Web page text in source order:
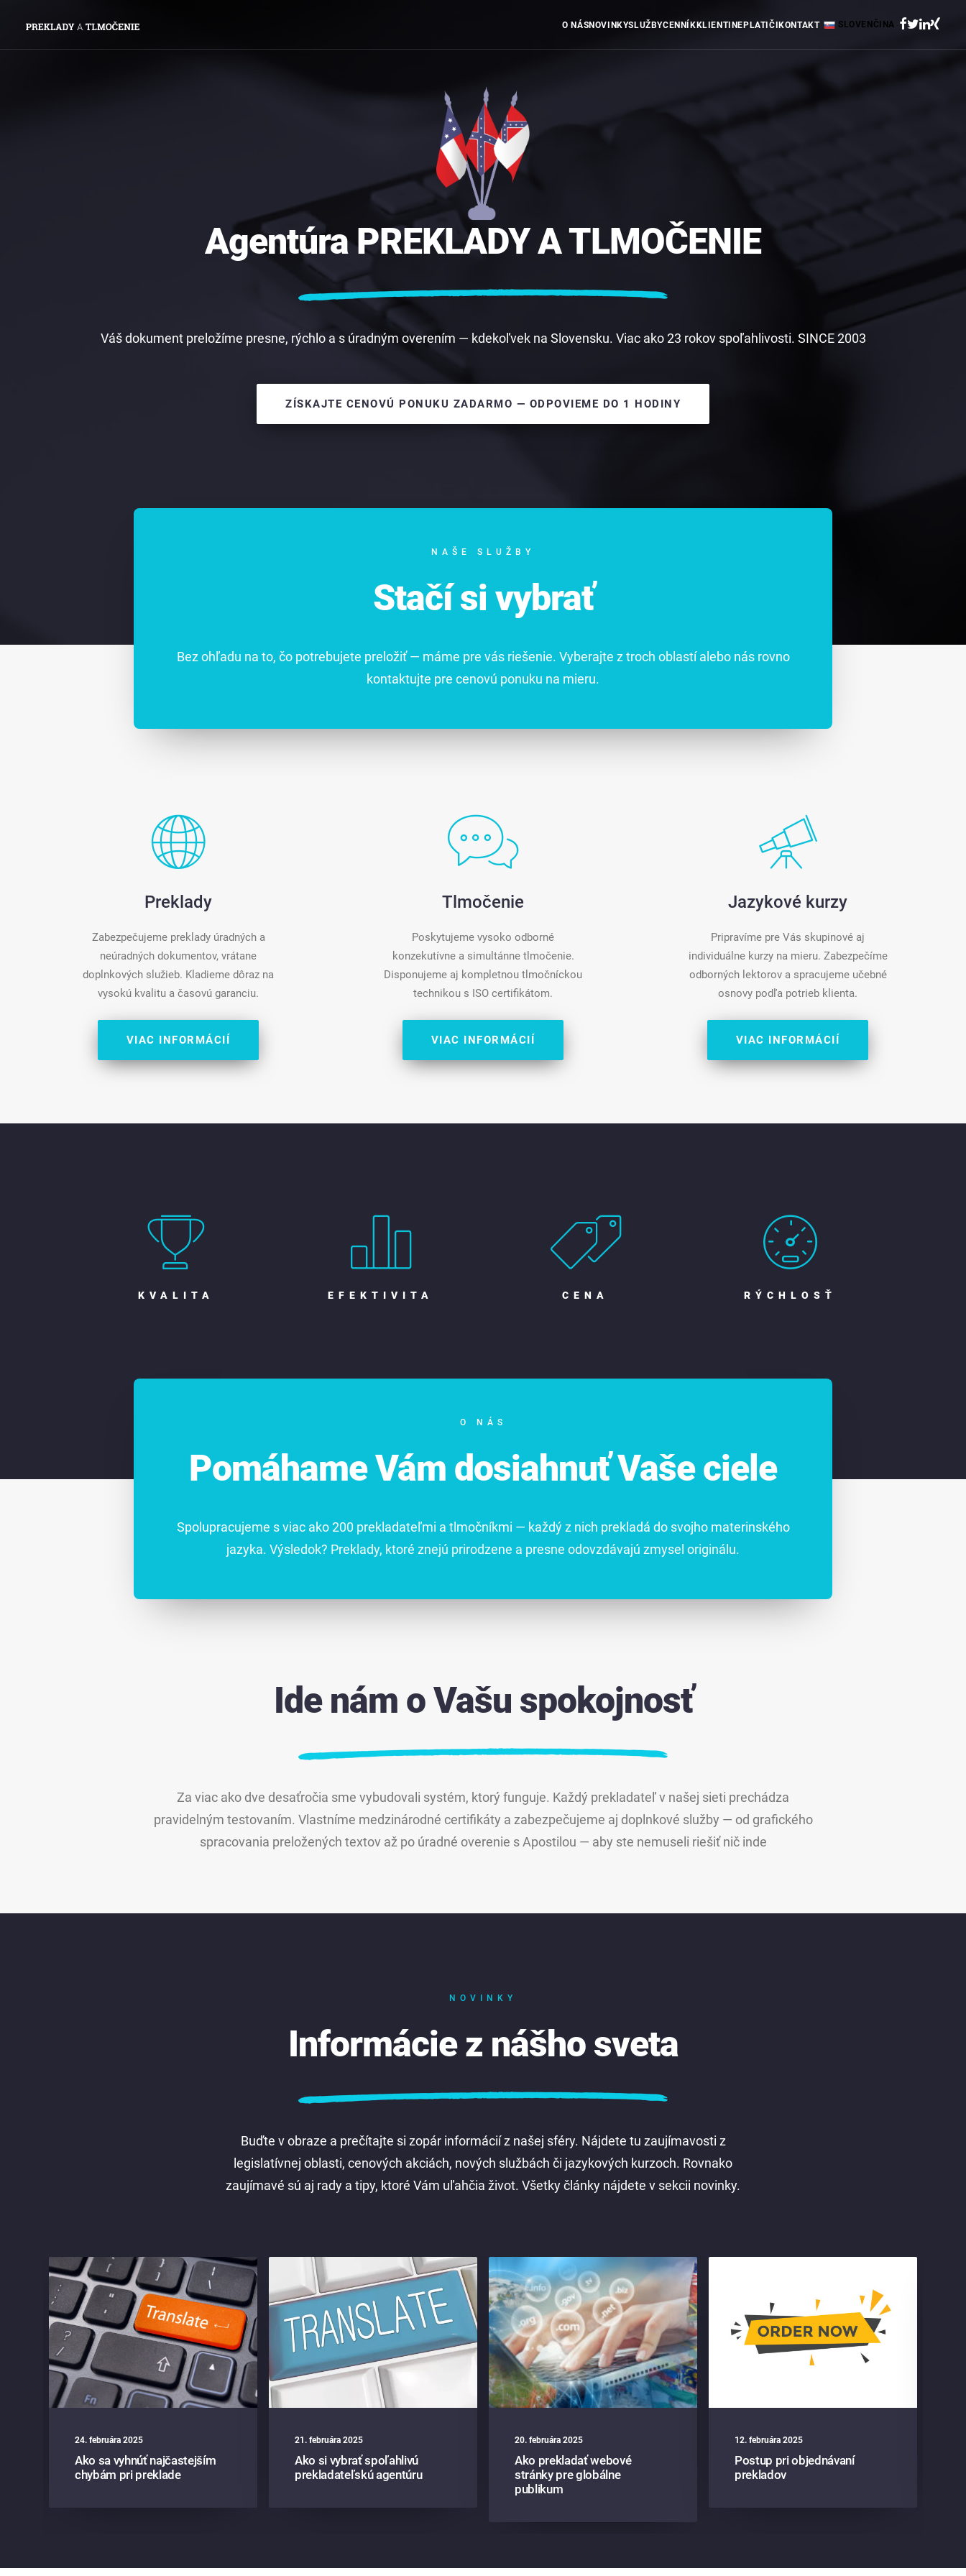
O NÁSNOVINKYSLUŽBYCENNÍK KLIENTI NEPLATIČI KONTAKT SLOVENČINA
AgentúraPREKLADYATLMOČENIE
Váš dokument preložíme presne, rýchlo a s úradným overením — kdekoľvek na Slovensku. Viac ako 23 rokov spoľahlivosti. SINCE 2003
ZÍSKAJTE CENOVÚ PONUKU ZADARMO — ODPOVIEME DO 1 HODINY
NAŠE SLUŽBY
Stačí si vybrať
Bez ohľadu na to, čo potrebujete preložiť — máme pre vás riešenie. Vyberajte z troch oblastí alebo nás rovno
kontaktujte pre cenovú ponuku na mieru.
Preklady
Zabezpečujeme preklady úradných a
neúradných dokumentov, vrátane
doplnkových služieb. Kladieme dôraz na
vysokú kvalitu a časovú garanciu.
VIAC INFORMÁCIÍ
Tlmočenie
Poskytujeme vysoko odborné
konzekutívne a simultánne tlmočenie.
Disponujeme aj kompletnou tlmočníckou
technikou s ISO certifikátom.
VIAC INFORMÁCIÍ
Jazykové kurzy
Pripravíme pre Vás skupinové aj
individuálne kurzy na mieru. Zabezpečíme
odborných lektorov a spracujeme učebné
osnovy podľa potrieb klienta.
VIAC INFORMÁCIÍ
KVALITA EFEKTIVITA CENA RÝCHLOSŤ
O NÁS
Pomáhame Vám dosiahnuť Vaše ciele
Spolupracujeme s viac ako 200 prekladateľmi a tlmočníkmi — každý z nich prekladá do svojho materinského
jazyka. Výsledok? Preklady, ktoré znejú prirodzene a presne odovzdávajú zmysel originálu.
Ide nám o Vašu spokojnosť
Za viac ako dve desaťročia sme vybudovali systém, ktorý funguje. Každý prekladateľ v našej sieti prechádza
pravidelným testovaním. Vlastníme medzinárodné certifikáty a zabezpečujeme aj doplnkové služby — od grafického
spracovania preložených textov až po úradné overenie s Apostilou — aby ste nemuseli riešiť nič inde
NOVINKY
Informácie z nášho sveta
Buďte v obraze a prečítajte si zopár informácií z našej sféry. Nájdete tu zaujímavosti z
legislatívnej oblasti, cenových akciách, nových službách či jazykových kurzoch. Rovnako
zaujímavé sú aj rady a tipy, ktoré Vám uľahčia život. Všetky články nájdete v sekcii novinky.
24. februára 2025
Ako sa vyhnúť najčastejším
chybám pri preklade
21. februára 2025
Ako si vybrať spoľahlivú
prekladateľskú agentúru
20. februára 2025
Ako prekladať webové
stránky pre globálne
publikum
12. februára 2025
Postup pri objednávaní
prekladov